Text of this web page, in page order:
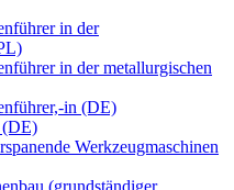
in der
in der metallurgischen
in (DE)
(DE)
Werkzeugmaschinen